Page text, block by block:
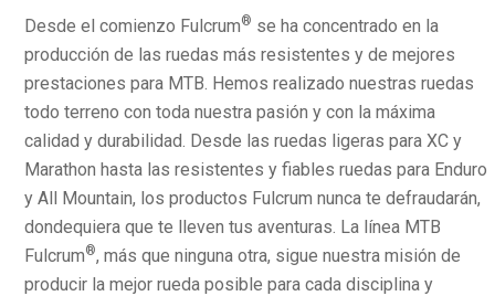
Desde el comienzo Fulcrum® se ha concentrado en la
producción de las ruedas más resistentes y de mejores
prestaciones para MTB. Hemos realizado nuestras ruedas
todo terreno con toda nuestra pasión y con la máxima
calidad y durabilidad. Desde las ruedas ligeras para XC y
Marathon hasta las resistentes y fiables ruedas para Enduro
y All Mountain, los productos Fulcrum nunca te defraudarán,
dondequiera que te lleven tus aventuras. La línea MTB
Fulcrum®, más que ninguna otra, sigue nuestra misión de
producir la mejor rueda posible para cada disciplina y